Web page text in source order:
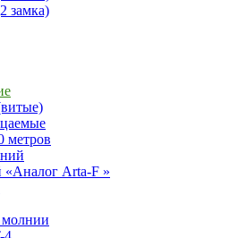
замка)
метров
«Аналог Arta-F »
молнии